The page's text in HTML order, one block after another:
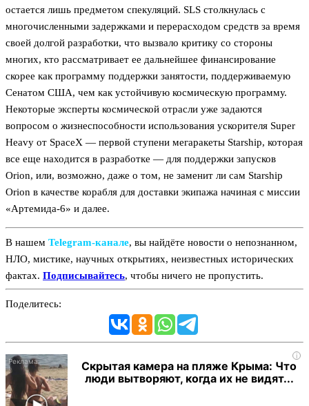
остается лишь предметом спекуляций. SLS столкнулась с
многочисленными задержками и перерасходом средств за время
своей долгой разработки, что вызвало критику со стороны
многих, кто рассматривает ее дальнейшее финансирование
скорее как программу поддержки занятости, поддерживаемую
Сенатом США, чем как устойчивую космическую программу.
Некоторые эксперты космической отрасли уже задаются
вопросом о жизнеспособности использования ускорителя Super
Heavy от SpaceX — первой ступени мегаракеты Starship, которая
все еще находится в разработке — для поддержки запусков
Orion, или, возможно, даже о том, не заменит ли сам Starship
Orion в качестве корабля для доставки экипажа начиная с миссии
«Артемида-6» и далее.
В нашем Telegram‑канале, вы найдёте новости о непознанном,
НЛО, мистике, научных открытиях, неизвестных исторических
фактах. Подписывайтесь, чтобы ничего не пропустить.
Поделитесь:
i
Скрытая камера на пляже Крыма: Что
люди вытворяют, когда их не видят...